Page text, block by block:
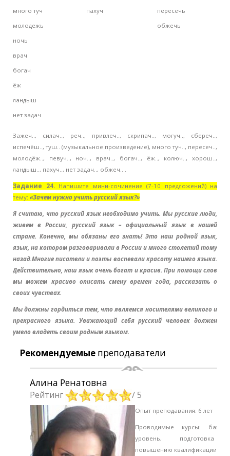
много туч
молодежь
ночь
врач
богач
ёж
ландыш
нет задач
пахуч
пересечь
обжечь
Зажеч.., силач.., реч.., привлеч.., скрипач.., могуч.., сбереч..,
испечёш.., туш.. (музыкальное произведение), много туч.., пересеч..,
молодёж.., певуч.., ноч.., врач.., богач.., ёж.., колюч.., хорош..,
ландыш.., пахуч.., нет задач.., обжеч.. .
Задание 24.Напишите мини-сочинение (7-10 предложений) на
тему: «Зачем нужно учить русский язык?»
Я считаю, что русский язык необходимо учить. Мы русские люди,
живем в России, русский язык – официальный язык в нашей
стране. Конечно, мы обязаны его знать! Это наш родной язык,
язык, на котором разговаривали в России и много столетий тому
назад.Многие писатели и поэты воспевали красоту нашего языка.
Действительно, наш язык очень богат и красив. При помощи слов
мы можем красиво описать смену времен года, рассказать о
своих чувствах.
Мы должны гордиться тем, что являемся носителями великого и
прекрасного языка. Уважающий себя русский человек должен
умело владеть своим родным языком.
Рекомендуемые преподаватели
Алина Ренатовна
Рейтинг / 5
Опыт преподавания: 6 лет
Проводимые курсы:
уровень, подготовка
повышению квалификации